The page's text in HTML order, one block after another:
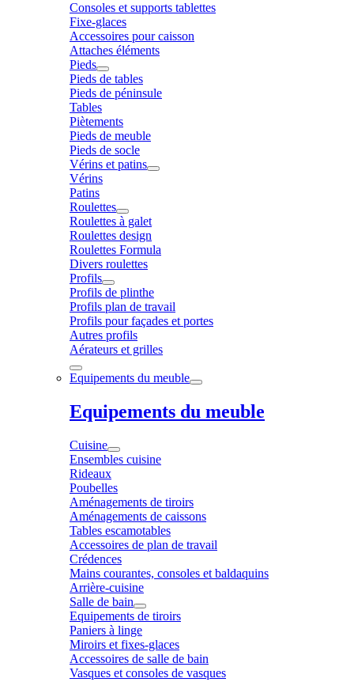
Consoles et supports tablettes
Fixe-glaces
Accessoires pour caisson
Attaches éléments
Pieds
Pieds de tables
Pieds de péninsule
Tables
Piètements
Pieds de meuble
Pieds de socle
Vérins et patins
Vérins
Patins
Roulettes
Roulettes à galet
Roulettes design
Roulettes Formula
Divers roulettes
Profils
Profils de plinthe
Profils plan de travail
Profils pour façades et portes
Autres profils
Aérateurs et grilles
Equipements du meuble
Equipements du meuble
Cuisine
Ensembles cuisine
Rideaux
Poubelles
Aménagements de tiroirs
Aménagements de caissons
Tables escamotables
Accessoires de plan de travail
Crédences
Mains courantes, consoles et baldaquins
Arrière-cuisine
Salle de bain
Equipements de tiroirs
Paniers à linge
Miroirs et fixes-glaces
Accessoires de salle de bain
Vasques et consoles de vasques